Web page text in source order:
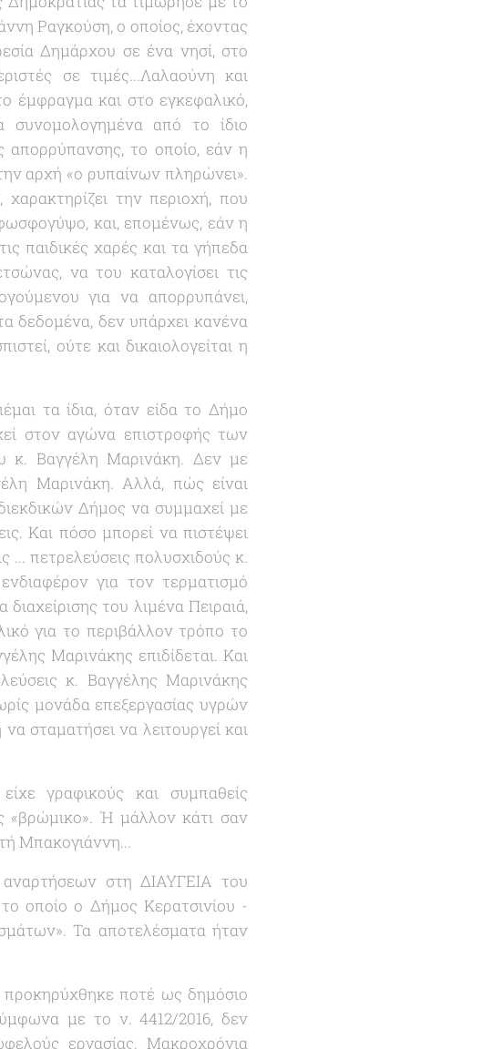
Ραγκούση, ο οποίος, έχοντας
Δημάρχου σε ένα νησί, στο
σε τιμές...Λαλαούνη και
έμφραγμα και στο εγκεφαλικό,
συνομολογημένα από το ίδιο
απορρύπανσης, το οποίο, εάν η
αρχή «ο ρυπαίνων πληρώνει».
την περιοχή, που
και, επομένως, εάν η
παιδικές χαρές και τα γήπεδα
να του καταλογίσει τις
για να απορρυπάνει,
δεδομένα, δεν υπάρχει κανένα
ούτε και δικαιολογείται η
τα ίδια, όταν είδα το Δήμο
στον αγώνα επιστροφής των
κ. Βαγγέλη Μαρινάκη. Δεν με
Μαρινάκη. Αλλά, πώς είναι
Δήμος να συμμαχεί με
Και πόσο μπορεί να πιστέψει
... πετρελεύσεις πολυσχιδούς κ.
για τον τερματισμό
του λιμένα Πειραιά,
για το περιβάλλον τρόπο το
Μαρινάκης επιδίδεται. Και
κ. Βαγγέλης Μαρινάκης
μονάδα επεξεργασίας υγρών
σταματήσει να λειτουργεί και
γραφικούς και συμπαθείς
«βρώμικο». Ή μάλλον κάτι σαν
Μπακογιάννη...
στη ΔΙΑΥΓΕΙΑ του
οποίο ο Δήμος Κερατσινίου -
». Τα αποτελέσματα ήταν
προκηρύχθηκε ποτέ ως δημόσιο
με το ν. 4412/2016, δεν
εργασίας. Μακροχρόνια